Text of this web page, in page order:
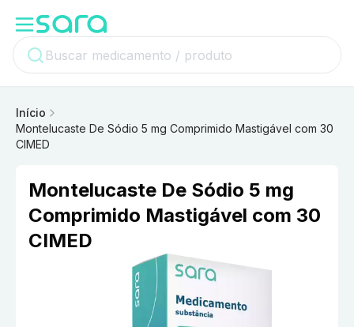
Início
Montelucaste De Sódio 5 mg Comprimido Mastigável com 30
CIMED
Montelucaste De Sódio 5 mg
Comprimido Mastigável com 30
CIMED